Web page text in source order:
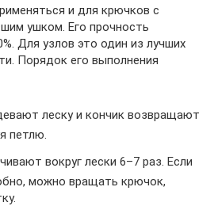
и для крючков с
ушком. Его прочность
Для узлов это один из лучших
Порядок его выполнения
леску и кончик возвращают
петлю.
вокруг лески 6–7 раз. Если
можно вращать крючок,